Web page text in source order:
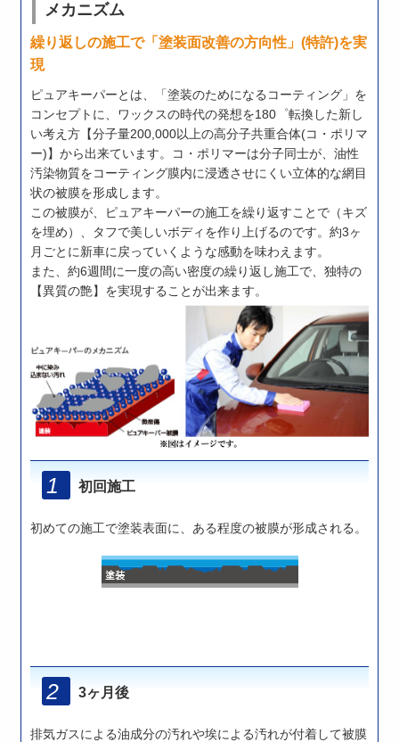
メカニズム
繰り返しの施工で「塗装面改善の方向性」(特許)を実
現
ピュアキーパーとは、「塗装のためになるコーティング」を
コンセプトに、ワックスの時代の発想を180゜転換した新し
い考え方【分子量200,000以上の高分子共重合体(コ・ポリマ
ー)】から出来ています。コ・ポリマーは分子同士が、油性
汚染物質をコーティング膜内に浸透させにくい立体的な網目
状の被膜を形成します。
この被膜が、ピュアキーパーの施工を繰り返すことで（キズ
を埋め）、タフで美しいボディを作り上げるのです。約3ヶ
月ごとに新車に戻っていくような感動を味わえます。
また、約6週間に一度の高い密度の繰り返し施工で、独特の
【異質の艶】を実現することが出来ます。
初回施工
初めての施工で塗装表面に、ある程度の被膜が形成される。
3ヶ月後
排気ガスによる油成分の汚れや埃による汚れが付着して被膜